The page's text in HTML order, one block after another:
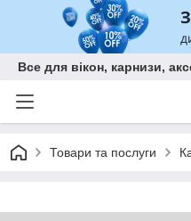
Все для вікон, карнизи,
Товари та послуги